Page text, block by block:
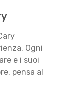
Ogni
e i suoi
pensa al